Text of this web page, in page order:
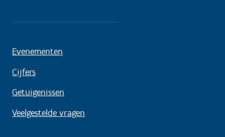
Evenementen
Cijfers
Getuigenissen
Veelgestelde vragen